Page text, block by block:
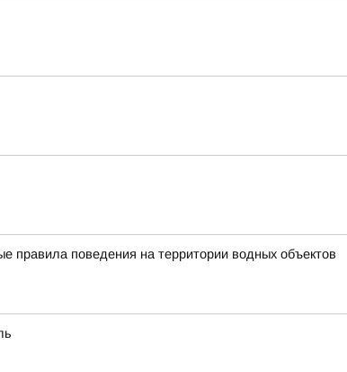
правила поведения на территории водных объектов